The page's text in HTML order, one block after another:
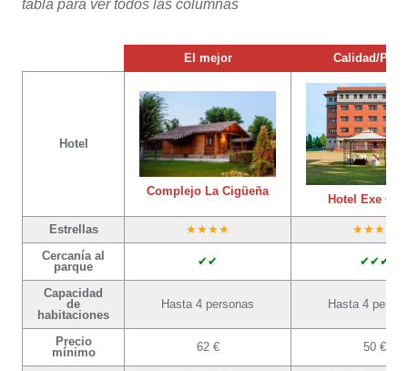
tabla para ver todos las columnas
El mejor Calidad/
Hotel
Complejo La Cigüeña
Hotel Exe
Estrellas
Cercanía al
parque
Capacidad
de
habitaciones
Hasta 4 personas Hasta 4
Precio
mínimo
62 € 50 €